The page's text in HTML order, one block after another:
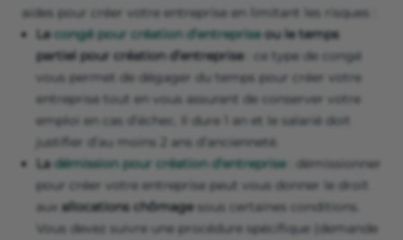
aides pour créer votre entreprise en limitant les risques :
Lecongé pour création d’entrepriseou le temps
partiel pour création d’entreprise
: ce type de congé
vous permet de dégager du temps pour créer votre
entreprise tout en vous assurant de conserver votre
emploi en cas d’échec. Il dure 1 an et le salarié doit
justifier d’au moins 2 ans d’ancienneté.
Ladémission pour création d’entreprise
: démissionner
pour créer votre entreprise peut vous donner le droit
aux allocations chômage sous certaines conditions.
Vous devez suivre une procédure spécifique (demande